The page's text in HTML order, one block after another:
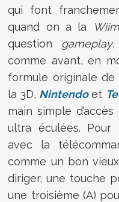
qui font
quand on a la
question gameplay,
comme avant, en
formule originale de
la 3D, Nintendoet
main simple
ultra éculées. Pour
avec la
comme un bon
diriger, une touche
une troisième (A)